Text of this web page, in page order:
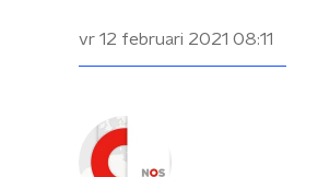
vr 12 februari 2021 08:11